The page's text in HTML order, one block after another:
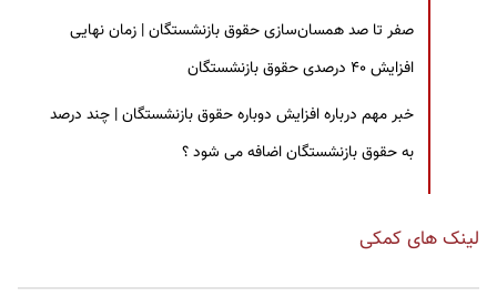
صفر تا صد همسان‌سازی حقوق بازنشستگان | زمان نهایی
افزایش ۴۰ درصدی حقوق بازنشستگان
خبر مهم درباره افزایش دوباره حقوق بازنشستگان | چند درصد
به حقوق بازنشستگان اضافه می شود ؟
لینک های کمکی